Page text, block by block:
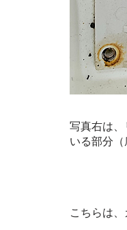
写真右は
いる部分
こちらは、